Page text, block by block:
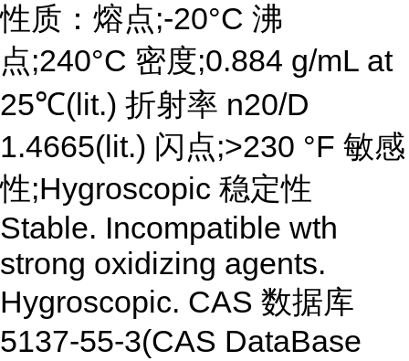
性质：熔点;-20°C 沸
点;240°C 密度;0.884 g/mL at
25℃(lit.) 折射率 n20/D
1.4665(lit.) 闪点;>230 °F 敏感
性;Hygroscopic 稳定性
Stable. Incompatible wth
strong oxidizing agents.
Hygroscopic. CAS 数据库
5137-55-3(CAS DataBase